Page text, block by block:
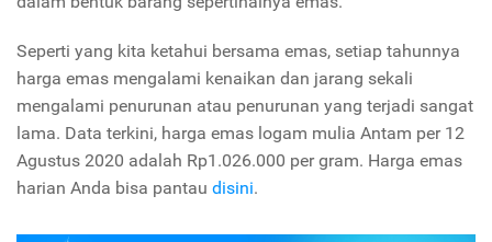
Seperti yang kita ketahui bersama emas, setiap tahunnya
harga emas mengalami kenaikan dan jarang sekali
mengalami penurunan atau penurunan yang terjadi sangat
lama. Data terkini, harga emas logam mulia Antam per 12
Agustus 2020 adalah Rp1.026.000 per gram. Harga emas
harian Anda bisa pantau disini.